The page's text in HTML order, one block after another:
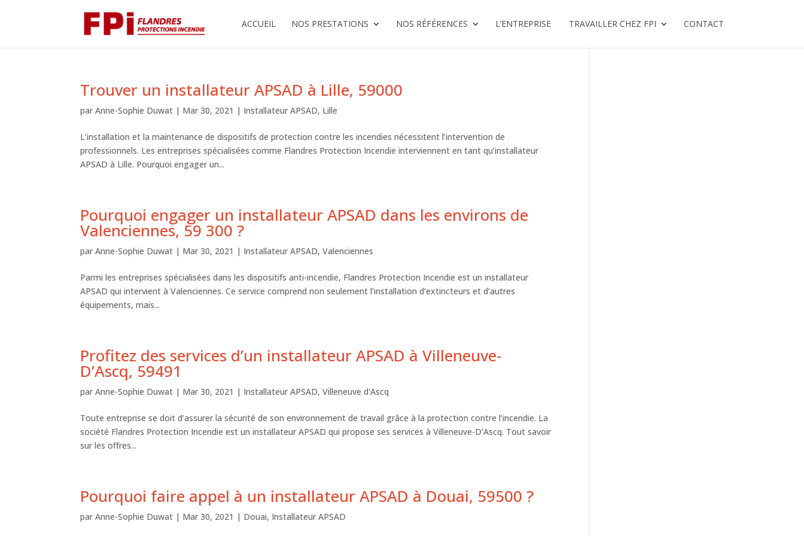
ACCUEIL NOS PRESTATIONS NOS RÉFÉRENCES L’ENTREPRISE TRAVAILLER CHEZ FPI CONTACT
Trouver un installateur APSAD à Lille, 59000
parAnne-Sophie Duwat | Mar 30, 2021 | Installateur APSAD, Lille
L’installation et la maintenance de dispositifs de protection contre les incendies nécessitent l’intervention de
professionnels. Les entreprises spécialisées comme Flandres Protection Incendie interviennent en tant qu’installateur
APSAD à Lille. Pourquoi engager un...
Pourquoi engager un installateur APSAD dans les environs de
Valenciennes, 59 300 ?
parAnne-Sophie Duwat | Mar 30, 2021 | Installateur APSAD,Valenciennes
Parmi les entreprises spécialisées dans les dispositifs anti-incendie, Flandres Protection Incendie est un installateur
APSAD qui intervient à Valenciennes. Ce service comprend non seulement l’installation d’extincteurs et d’autres
équipements, mais...
Profitez des services d’un installateur APSAD à Villeneuve-
D’Ascq, 59491
parAnne-Sophie Duwat | Mar 30, 2021 | Installateur APSAD,Villeneuve d'Ascq
Toute entreprise se doit d’assurer la sécurité de son environnement de travail grâce à la protection contre l’incendie. La
société Flandres Protection Incendie est un installateur APSAD qui propose ses services à Villeneuve-D’Ascq. Tout savoir
sur les offres...
Pourquoi faire appel à un installateur APSAD à Douai, 59500 ?
parAnne-Sophie Duwat | Mar 30, 2021 | Douai, Installateur APSAD